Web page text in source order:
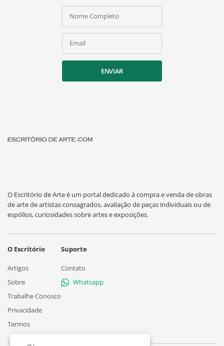
Nome Completo
Email
ENVIAR
O Escritório de Arte é um portal dedicado à compra e venda de obras
de arte de artistas consagrados, avaliação de peças individuais ou de
espólios, curiosidades sobre artes e exposições.
O Escritório
Artigos
Sobre
Trabalhe Conosco
Privacidade
Termos
Suporte
Contato
Whatsapp